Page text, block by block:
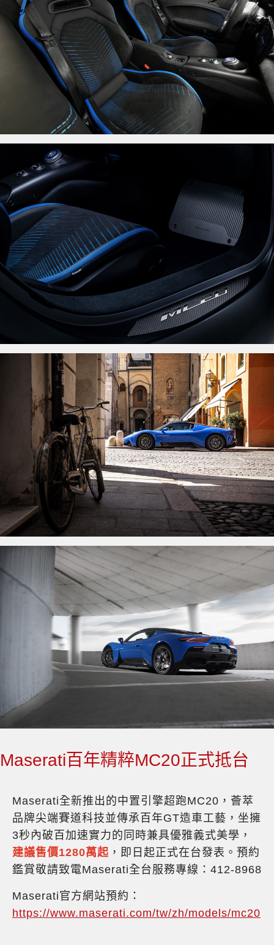
Maserati百年精粹MC20正式抵台
Maserati全新推出的中置引擎超跑MC20，薈萃
品牌尖端賽道科技並傳承百年GT造車工藝，坐擁
3秒內破百加速實力的同時兼具優雅義式美學，
建議售價1280萬起 ，即日起正式在台發表。預約
鑑賞敬請致電Maserati全台服務專線：412-8968
Maserati官方網站預約：
https://www.maserati.com/tw/zh/models/mc20